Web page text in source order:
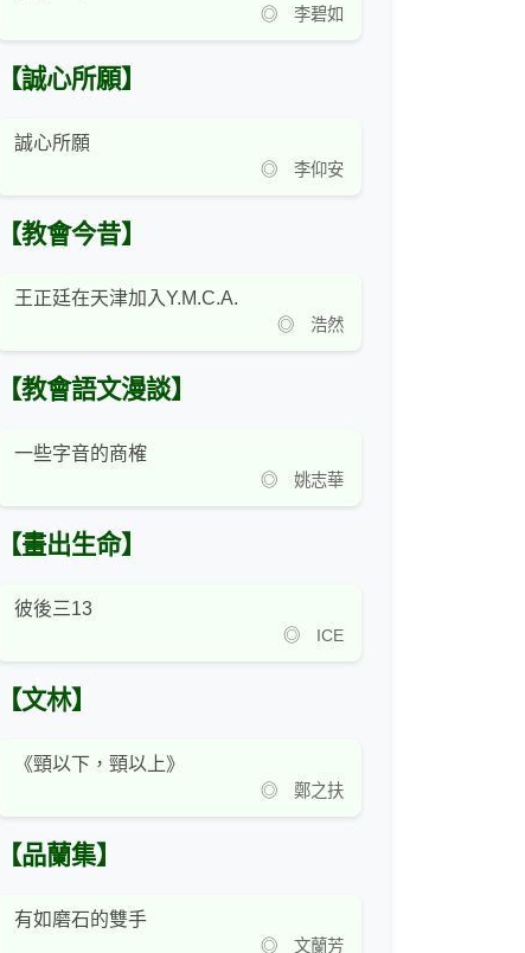
◎ 李碧如
【誠心所願】
誠心所願
◎ 李仰安
【教會今昔】
王正廷在天津加入Y.M.C.A.
◎ 浩然
【教會語文漫談】
一些字音的商榷
◎ 姚志華
【畫出生命】
彼後三13
◎ ICE
【文林】
《頸以下，頸以上》
◎ 鄭之扶
【品蘭集】
有如磨石的雙手
◎ 文蘭芳